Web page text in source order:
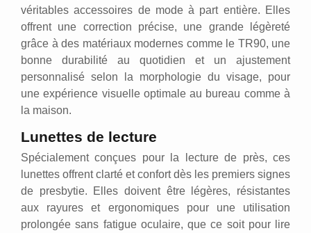
véritables accessoires de mode à part entière. Elles
offrent une correction précise, une grande légèreté
grâce à des matériaux modernes comme le TR90, une
bonne durabilité au quotidien et un ajustement
personnalisé selon la morphologie du visage, pour
une expérience visuelle optimale au bureau comme à
la maison.
Lunettes de lecture
Spécialement conçues pour la lecture de près, ces
lunettes offrent clarté et confort dès les premiers signes
de presbytie. Elles doivent être légères, résistantes
aux rayures et ergonomiques pour une utilisation
prolongée sans fatigue oculaire, que ce soit pour lire